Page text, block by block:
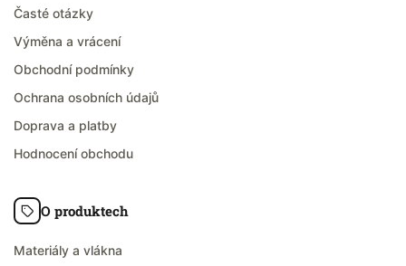
Časté otázky
Výměna a vrácení
Obchodní podmínky
Ochrana osobních údajů
Doprava a platby
Hodnocení obchodu
O produktech
Materiály a vlákna